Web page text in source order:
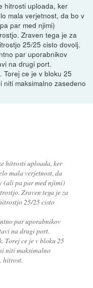
hitrosti uploada, ker
mala verjetnost, da bo v
par med njimi)
Zraven tega je za
25/25 cisto dovolj.
par uporabnikov
na drugi port.
Torej ce je v bloku 25
maksimalno zasedeno
hitrosti uploada, ker
mala verjetnost, da
(ali pa par med njimi)
Zraven tega je za
25/25 cisto
par uporabnikov
na drugi port.
Torej ce je v bloku 25
niti maksimalno
hitrost.